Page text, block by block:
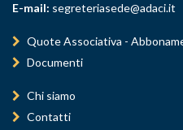
E-mail: segreteriasede@adaci.it
Quote Associativa -
Documenti
Chi siamo
Contatti